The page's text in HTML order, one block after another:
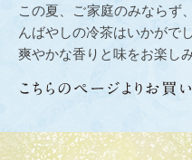
この夏、ご家庭のみならず
んばやしの冷茶はいかがで
爽やかな香りと味をお楽し